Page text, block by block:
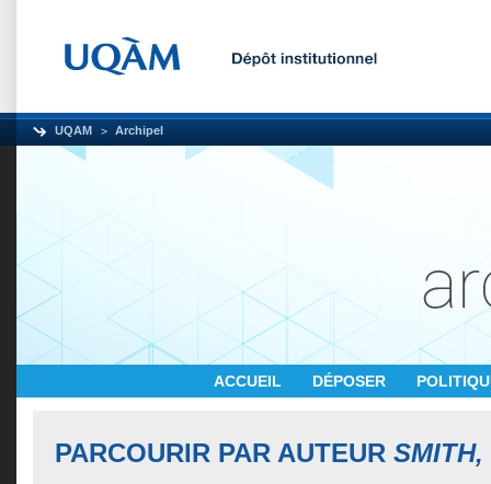
UQAM Archipel
ACCUEIL DÉPOSER
PARCOURIR PAR AUTEUR